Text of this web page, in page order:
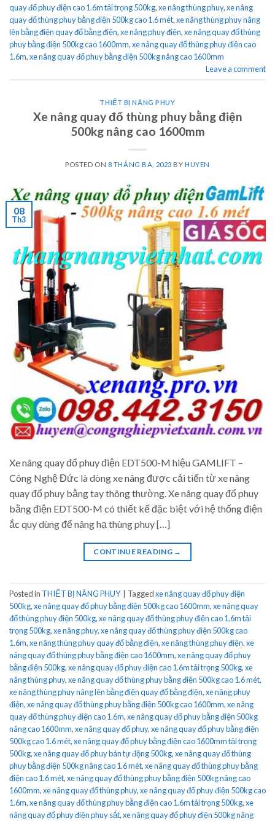
quay đổ phuy điện cao 1.6m tải trọng 500kg,xe nâng thùng phuy,xe nâng
quay đổ thùng phuy bằng điện 500kg cao 1.6 mét,xe nâng thùng phuy nâng
lên bằng điện quay đổ bằng điện,xe nâng phuy điện,xe nâng quay đổ thùng
phuy bằng điện 500kg cao 1600mm,xe nâng quay đổ thùng phuy điện cao
1.6m,xe nâng quay đổ phuy bằng điện 500kg nâng cao 1600mm
Leave a comment
THIẾT BỊ NÂNG PHUY
Xe nâng quay đổ thùng phuy bằng điện
500kg nâng cao 1600mm
POSTED ON 8 THÁNG BA, 2023 BY HUYEN
08
Th3
Xe nâng quay đổ phuy điện EDT500-M hiệu GAMLIFT –
Công Nghệ Đức là dòng xe nâng được cải tiến từ xe nâng
quay đổ phuy bằng tay thông thường. Xe nâng quay đổ phuy
bằng điện EDT500-M có thiết kế đặc biệt với hệ thống điện
ắc quy dùng để nâng hạ thùng phuy […]
CONTINUE READING →
Posted in THIẾT BỊ NÂNG PHUY Taggedxe nâng quay đổ phuy điện
500kg,xe nâng quay đổ phuy bằng điện 500kg cao 1600mm,xe nâng quay
đổ thùng phuy điện 500kg,xe nâng quay đổ thùng phuy điện cao 1.6m tải
trọng 500kg,xe nâng phuy,xe nâng quay đổ thùng phuy điện 500kg cao
1.6m,xe nâng thùng phuy quay đổ bằng điện,xe nâng thùng phuy điện,xe
nâng quay đổ thùng phuy bằng điện cao 1600mm,xe nâng quay đổ phuy
bằng điện 500kg,xe nâng quay đổ phuy điện cao 1.6m tải trọng 500kg,xe
nâng thùng phuy,xe nâng quay đổ thùng phuy bằng điện 500kg cao 1.6 mét,
xe nâng thùng phuy nâng lên bằng điện quay đổ bằng điện,xe nâng phuy
điện,xe nâng quay đổ thùng phuy bằng điện 500kg cao 1600mm,xe nâng
quay đổ thùng phuy điện cao 1.6m,xe nâng quay đổ phuy bằng điện 500kg
nâng cao 1600mm,xe nâng quay đổ phuy,xe nâng quay đổ phuy bằng điện
500kg cao 1.6 mét,xe nâng quay đổ phuy bằng điện cao 1600mm tải trọng
500kg,xe nâng quay đổ phuy bán tự động 500kg,xe nâng quay đổ thùng
phuy bằng điện 500kg nâng cao 1.6 mét,xe nâng quay đổ thùng phuy bằng
điện cao 1.6 mét,xe nâng quay đổ thùng phuy bằng điện 500kg nâng cao
1600mm,xe nâng quay đổ thùng phuy,xe nâng quay đổ phuy điện 500kg cao
1.6m,xe nâng quay đổ thùng phuy bằng điện cao 1.6m tải trọng 500kg,xe
nâng quay đổ phuy điện phuy sắt,xe nâng quay đổ phuy điện 500kg nâng